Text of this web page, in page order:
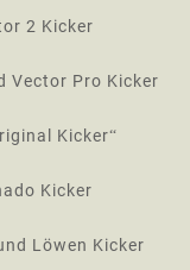
2 Kicker
Vector Pro Kicker
Kicker“
Kicker
Löwen Kicker